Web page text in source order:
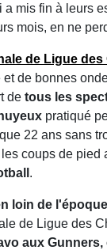
a mis fin à leurs
mois, en ne
de Ligue des
de bonnes
de tous les
pratiqué
22 ans sans
coups de
.
loin de
de Ligue des
aux